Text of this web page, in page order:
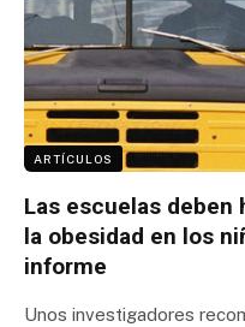
ARTÍCULOS
Las escuelas
la obesidad en los
informe
Unos investigadores